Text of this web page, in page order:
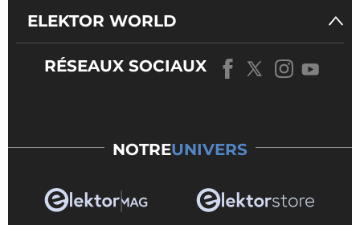
ELEKTOR WORLD
RÉSEAUX SOCIAUX
NOTREUNIVERS